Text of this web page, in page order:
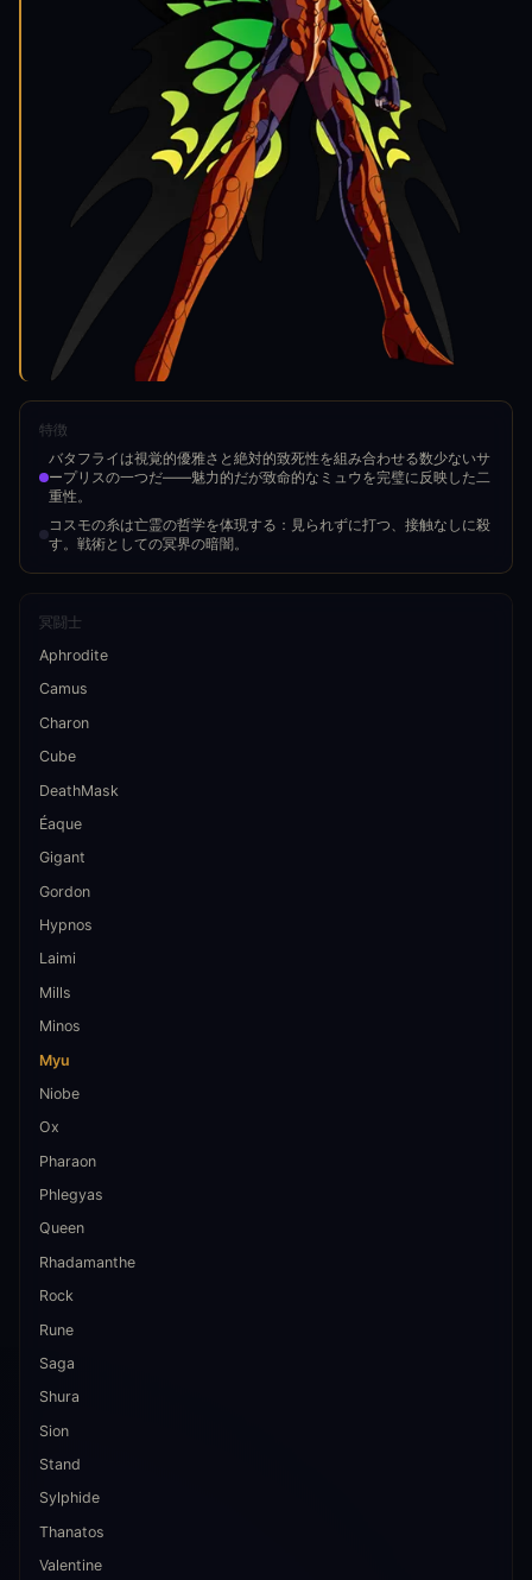
特徴
バタフライは視覚的優雅さと絶対的致死性を組み合わせる数少ないサ
ープリスの一つだ——魅力的だが致命的なミュウを完璧に反映した二
重性。
コスモの糸は亡霊の哲学を体現する：見られずに打つ、接触なしに殺
す。戦術としての冥界の暗闇。
冥闘士
Aphrodite
Camus
Charon
Cube
DeathMask
Éaque
Gigant
Gordon
Hypnos
Laimi
Mills
Minos
Myu
Niobe
Ox
Pharaon
Phlegyas
Queen
Rhadamanthe
Rock
Rune
Saga
Shura
Sion
Stand
Sylphide
Thanatos
Valentine